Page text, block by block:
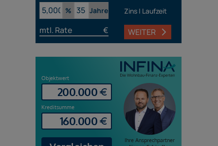
%
Jahre Zins | Laufzeit
mtl. Rate € WEITER